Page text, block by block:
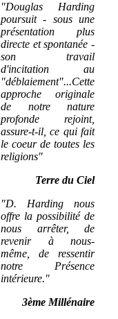
"Douglas Harding
poursuit - sous une
présentation plus
directe et spontanée -
son travail
d'incitation au
"déblaiement"...Cette
approche originale
de notre nature
profonde rejoint,
assure-t-il, ce qui fait
le coeur de toutes les
religions"
Terre du Ciel
"D. Harding nous
offre la possibilité de
nous arrêter, de
revenir à nous-
même, de ressentir
notre Présence
intérieure."
3ème Millénaire